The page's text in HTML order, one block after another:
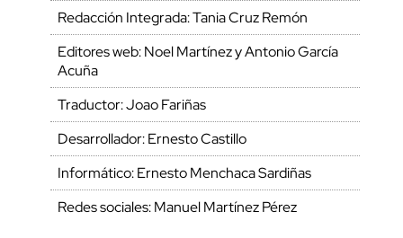
Redacción Integrada: Tania Cruz Remón
Editores web: Noel Martínez y Antonio García
Acuña
Traductor: Joao Fariñas
Desarrollador: Ernesto Castillo
Informático: Ernesto Menchaca Sardiñas
Redes sociales: Manuel Martínez Pérez